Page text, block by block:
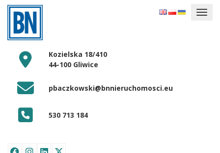
Kozielska 18/410
44-100 Gliwice
pbaczkowski@bnnieruchomosci.eu
530 713 184